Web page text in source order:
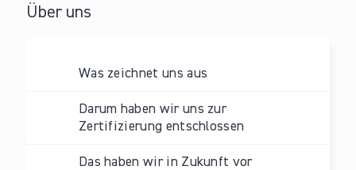
Über uns
Was zeichnet uns aus
Darum haben wir uns zur
Zertifizierung entschlossen
Das haben wir in Zukunft vor